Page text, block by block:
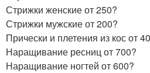
Стрижки женские от 250?
Стрижки мужские от 200?
Прически и плетения из кос от
Наращивание ресниц от 700?
Наращивание ногтей от 600?